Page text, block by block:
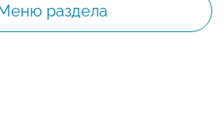
раздела